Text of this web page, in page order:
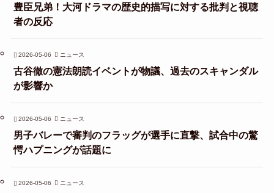
豊臣兄弟！大河ドラマの歴史的描写に対する批判と視聴
者の反応
2026-05-06 ニュース
古谷徹の憲法朗読イベントが物議、過去のスキャンダル
が影響か
2026-05-06 ニュース
男子バレーで審判のフラッグが選手に直撃、試合中の驚
愕ハプニングが話題に
2026-05-06 ニュース